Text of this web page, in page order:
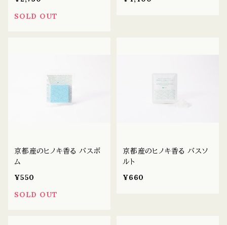
SOLD OUT
京都産のヒノキ香る バスボ
ム
¥550
SOLD OUT
京都産のヒノキ香る バスソ
ルト
¥660